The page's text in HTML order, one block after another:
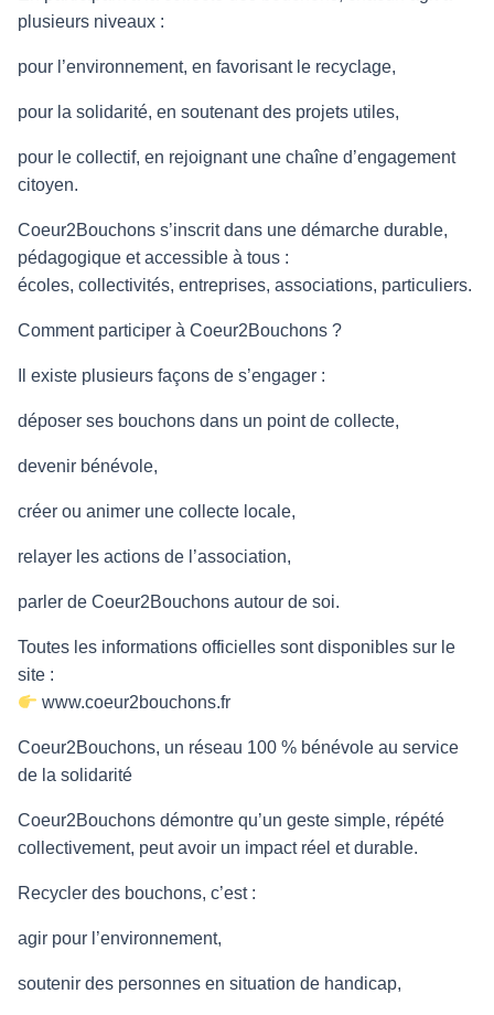
plusieurs niveaux :
pour l’environnement, en favorisant le recyclage,
pour la solidarité, en soutenant des projets utiles,
pour le collectif, en rejoignant une chaîne d’engagement
citoyen.
Coeur2Bouchons s’inscrit dans une démarche durable,
pédagogique et accessible à tous :
écoles, collectivités, entreprises, associations, particuliers.
Comment participer à Coeur2Bouchons ?
Il existe plusieurs façons de s’engager :
déposer ses bouchons dans un point de collecte,
devenir bénévole,
créer ou animer une collecte locale,
relayer les actions de l’association,
parler de Coeur2Bouchons autour de soi.
Toutes les informations officielles sont disponibles sur le
site :
www.coeur2bouchons.fr
Coeur2Bouchons, un réseau 100 % bénévole au service
de la solidarité
Coeur2Bouchons démontre qu’un geste simple, répété
collectivement, peut avoir un impact réel et durable.
Recycler des bouchons, c’est :
agir pour l’environnement,
soutenir des personnes en situation de handicap,